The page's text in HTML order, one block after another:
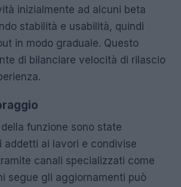
inizialmente ad alcuni beta
stabilità e usabilità, quindi
in modo graduale. Questo
di bilanciare velocità di rilascio
funzione sono state
addetti ai lavori e condivise
canali specializzati come
segue gli aggiornamenti può